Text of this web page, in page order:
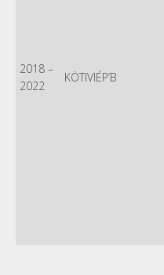
2018 –
2022
KÖTIVIÉP’B